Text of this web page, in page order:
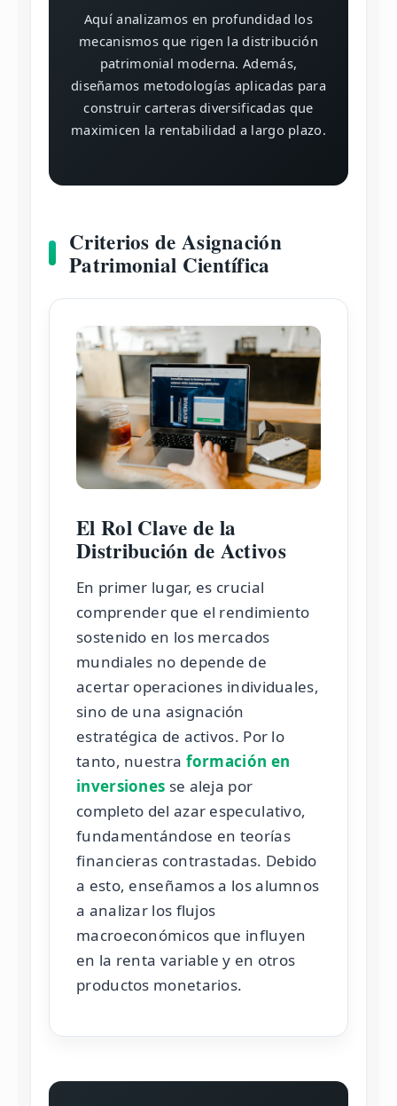
Aquí analizamos en profundidad los
mecanismos que rigen la distribución
patrimonial moderna. Además,
diseñamos metodologías aplicadas para
construir carteras diversificadas que
maximicen la rentabilidad a largo plazo.
Criterios de Asignación
Patrimonial Científica
El Rol Clave de la
Distribución de Activos
En primer lugar, es crucial
comprender que el rendimiento
sostenido en los mercados
mundiales no depende de
acertar operaciones individuales,
sino de una asignación
estratégica de activos. Por lo
tanto, nuestra formación en
inversiones se aleja por
completo del azar especulativo,
fundamentándose en teorías
financieras contrastadas. Debido
a esto, enseñamos a los alumnos
a analizar los flujos
macroeconómicos que influyen
en la renta variable y en otros
productos monetarios.